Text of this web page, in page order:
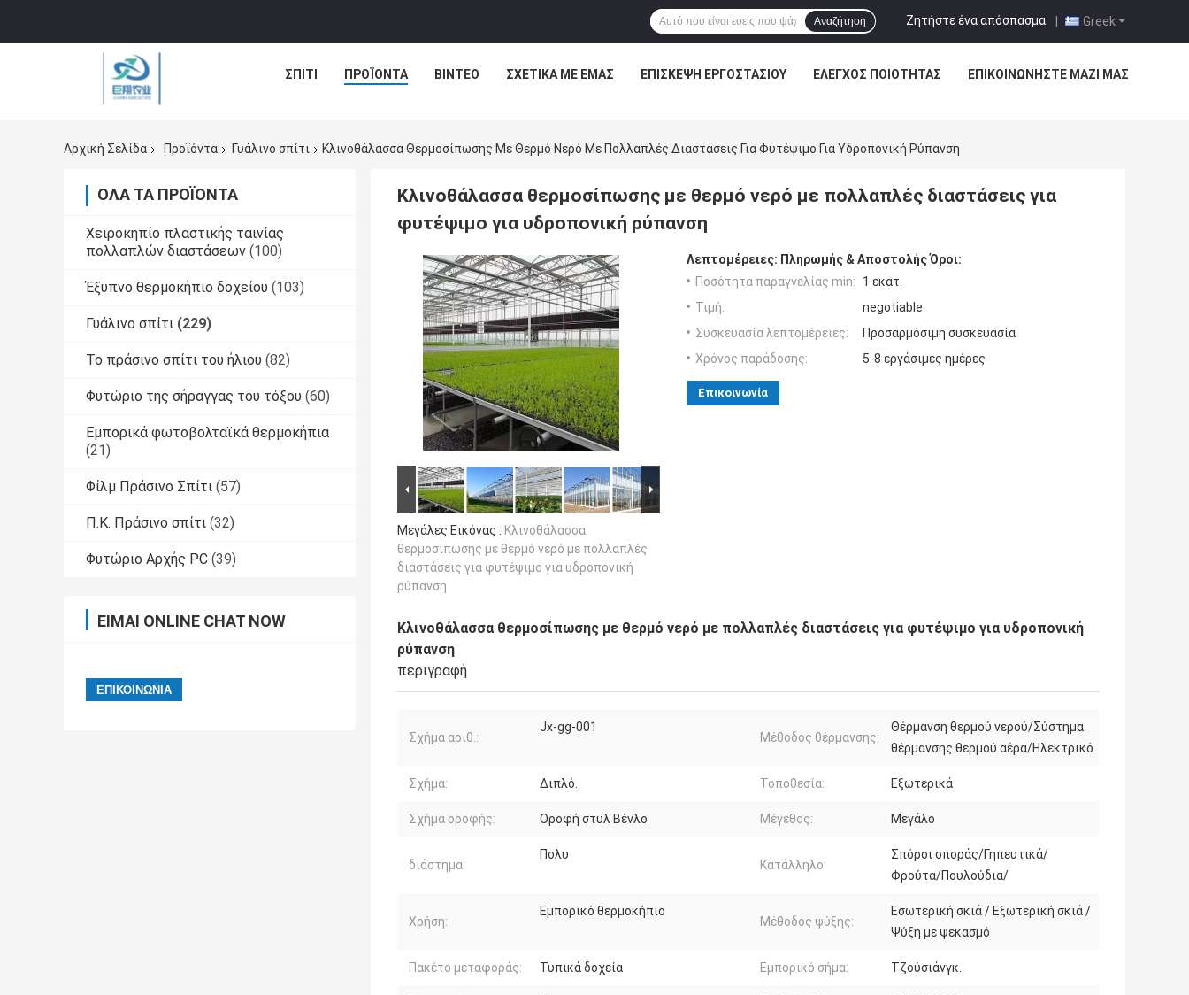
Greek
Ζητήστε ένα απόσπασμα |
Αναζήτηση
ΣΠΊΤΙ ΠΡΟΪΌΝΤΑ ΒΊΝΤΕΟ ΣΧΕΤΙΚΆ ΜΕ ΕΜΆΣ ΕΠΙΣΚΕΨΉ ΕΡΓΟΣΤΑΣΊΟΥ ΈΛΕΓΧΟΣ ΠΟΙΌΤΗΤΑΣ ΕΠΙΚΟΙΝΩΝΉΣΤΕ ΜΑΖΊ ΜΑΣ
Αρχική Σελίδα Προϊόντα Γυάλινο σπίτι Κλινοθάλασσα Θερμοσίπωσης Με Θερμό Νερό Με Πολλαπλές Διαστάσεις Για Φυτέψιμο Για Υδροπονική Ρύπανση
ΌΛΑ ΤΑ ΠΡΟΪΌΝΤΑ
Χειροκηπίο πλαστικής ταινίας
πολλαπλών διαστάσεων (100)
Έξυπνο θερμοκήπιο δοχείου (103)
Γυάλινο σπίτι (229)
Το πράσινο σπίτι του ήλιου (82)
Φυτώριο της σήραγγας του τόξου (60)
Εμπορικά φωτοβολταϊκά θερμοκήπια
(21)
Φίλμ Πράσινο Σπίτι (57)
Π.Κ. Πράσινο σπίτι (32)
Φυτώριο Αρχής PC (39)
ΕΊΜΑΙ ONLINE CHAT NOW
Κλινοθάλασσα θερμοσίπωσης με θερμό νερό με πολλαπλές διαστάσεις για
φυτέψιμο για υδροπονική ρύπανση
Μεγάλες Εικόνας : Κλινοθάλασσα
θερμοσίπωσης με θερμό νερό με πολλαπλές
διαστάσεις για φυτέψιμο για υδροπονική
ρύπανση
Λεπτομέρειες: Πληρωμής & Αποστολής Όροι:
Ποσότητα παραγγελίας min:
1 εκατ.
Τιμή:
negotiable
Συσκευασία λεπτομέρειες:
Προσαρμόσιμη συσκευασία
Χρόνος παράδοσης:
5-8 εργάσιμες ημέρες
Επικοινωνία
Κλινοθάλασσα θερμοσίπωσης με θερμό νερό με πολλαπλές διαστάσεις για φυτέψιμο για υδροπονική
ρύπανση
περιγραφή
Σχήμα αριθ.:
Jx-gg-001
Μέθοδος θέρμανσης:
Θέρμανση θερμού νερού/Σύστημα
θέρμανσης θερμού αέρα/Ηλεκτρικό
Σχήμα: Διπλό. Τοποθεσία: Εξωτερικά
Σχήμα οροφής: Οροφή στυλ Βένλο Μέγεθος: Μεγάλο
διάστημα:
Πολυ
Κατάλληλο:
Σπόροι σποράς/Γηπευτικά/
Φρούτα/Πουλούδια/
Χρήση:
Εμπορικό θερμοκήπιο
Μέθοδος ψύξης:
Εσωτερική σκιά / Εξωτερική σκιά /
Ψύξη με ψεκασμό
Πακέτο μεταφοράς: Τυπικά δοχεία Εμπορικό σήμα: Τζούσιάνγκ.